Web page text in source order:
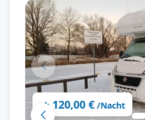
ab 120,00 € /Nacht